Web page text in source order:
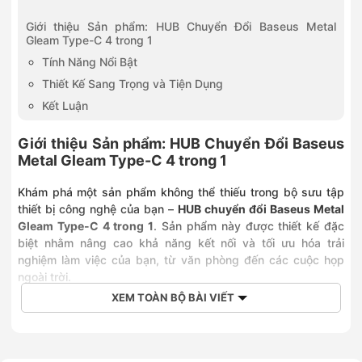
0903202328
28 Trần Phú, Phường Hà Đông, Hà Nội
0886868010
336 Đường Phạm Văn Đồng, Phường Đông Ngạc, Hà Nội
0915963222
382 Nguyễn Văn Cừ, Phường Bồ Đề, Hà Nội
392 Cầu Giấy, Phường Cầu Giấy, Hà Nội
0832639292
0968789651
651 Nguyễn Văn Linh, Phường Long Biên, Hà Nội
0889968436
436 Quang Trung, Phường Gò Vấp, Hồ Chí Minh
0966356215
Số 215 Lê Văn Việt, Phường Tăng Nhơn Phú, Hồ Chí Minh
Giới thiệu Sản phẩm: HUB Chuyển Đổi Baseus Metal
Gleam Type-C 4 trong 1
Tính Năng Nổi Bật
Thiết Kế Sang Trọng và Tiện Dụng
Kết Luận
Giới thiệu Sản phẩm: HUB Chuyển Đổi Baseus
Metal Gleam Type-C 4 trong 1
Khám phá một sản phẩm không thể thiếu trong bộ sưu tập
thiết bị công nghệ của bạn – HUB chuyển đổi Baseus Metal
Gleam Type-C 4 trong 1. Sản phẩm này được thiết kế đặc
biệt nhằm nâng cao khả năng kết nối và tối ưu hóa trải
nghiệm làm việc của bạn, từ văn phòng đến các cuộc họp
ngoài trời.
Tính Năng Nổi Bật
XEM TOÀN BỘ BÀI VIẾT